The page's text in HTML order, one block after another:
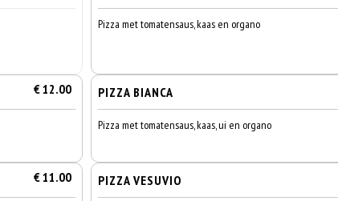
Pizza met tomatensaus, kaas en organo
€ 12.00 PIZZA BIANCA
Pizza met tomatensaus, kaas, ui en organo
€ 11.00 PIZZA VESUVIO